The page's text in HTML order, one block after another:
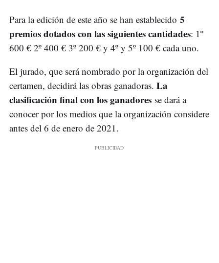
Para la edición de este año se han establecido 5
premios dotados con las siguientes cantidades: 1º
600 € 2º 400 € 3º 200 € y 4º y 5º 100 € cada uno.
El jurado, que será nombrado por la organización del
certamen, decidirá las obras ganadoras. La
clasificación final con los ganadores se dará a
conocer por los medios que la organización considere
antes del 6 de enero de 2021.